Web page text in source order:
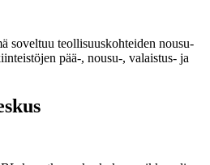
soveltuu teollisuuskohteiden nousu-
pää-, nousu-, valaistus- ja